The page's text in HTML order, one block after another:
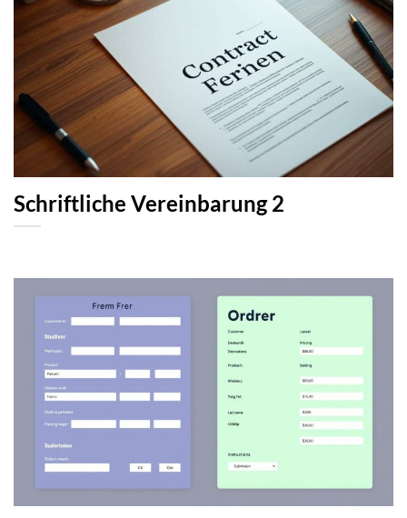
Schriftliche Vereinbarung 2